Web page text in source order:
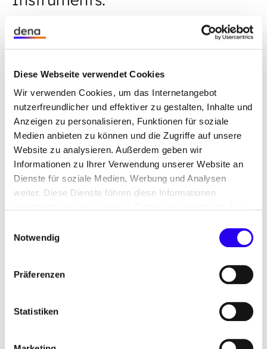
Diese Webseite verwendet Cookies
Wir verwenden Cookies, um das Internetangebot
nutzerfreundlicher und effektiver zu gestalten, Inhalte und
Anzeigen zu personalisieren, Funktionen für soziale
Medien anbieten zu können und die Zugriffe auf unsere
Website zu analysieren. Außerdem geben wir
Informationen zu Ihrer Verwendung unserer Website an
Dienste für soziale Medien, Werbung und Analysen
weiter. Diese Dienste führen diese Informationen
Nutzung der Dienste gesammelt haben.
Notwendig
Präferenzen
Statistiken
Energieplattform eineVergleichsstudie
bestehende Konzepte, Lösungen und
Geschäftsmodelle in Polen und Deutschland
vergleicht und Best-Practice-Beispiele aufzeigt.
Die wichtigsten Ergebnisse dieser Analyse wurden
in einem Factsheet zusammengefasst.
Polen und Deutschland haben die große
entwickeln die Rahmenbedingungen dafür weiter.